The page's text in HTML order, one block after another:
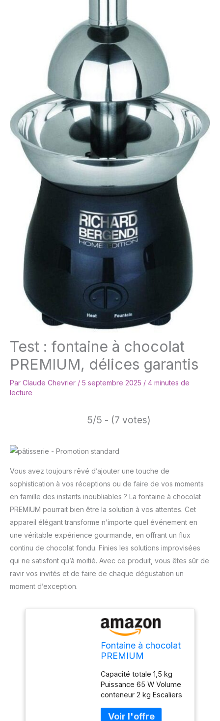
Test : fontaine à chocolat
PREMIUM, délices garantis
Par Claude Chevrier / 5 septembre 2025 / 4 minutes de
lecture
5/5 - (7 votes)
Vous avez toujours rêvé d’ajouter une touche de
sophistication à vos réceptions ou de faire de vos moments
en famille des instants inoubliables ? La fontaine à chocolat
PREMIUM pourrait bien être la solution à vos attentes. Cet
appareil élégant transforme n’importe quel événement en
une véritable expérience gourmande, en offrant un flux
continu de chocolat fondu. Finies les solutions improvisées
qui ne satisfont qu’à moitié. Avec ce produit, vous êtes sûr de
ravir vos invités et de faire de chaque dégustation un
moment d’exception.
Fontaine à chocolat
PREMIUM
Capacité totale 1,5 kg
Puissance 65 W Volume
conteneur 2 kg Escaliers
22.80 x 22.80 x 54.00